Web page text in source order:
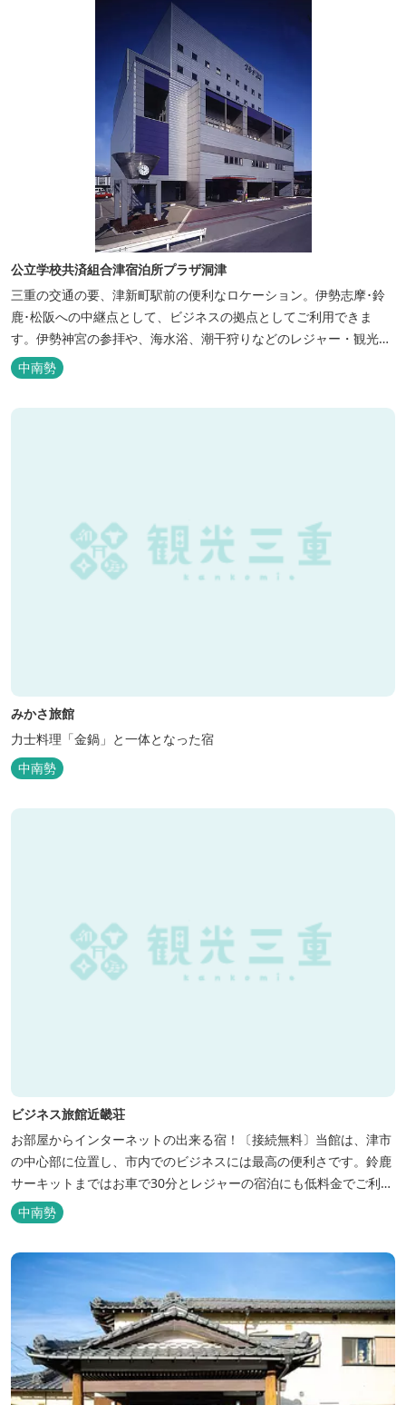
公立学校共済組合津宿泊所プラザ洞津
三重の交通の要、津新町駅前の便利なロケーション。伊勢志摩･鈴
鹿･松阪への中継点として、ビジネスの拠点としてご利用できま
す。伊勢神宮の参拝や、海水浴、潮干狩りなどのレジャー・観光に
も最適です。
中南勢
みかさ旅館
力士料理「金鍋」と一体となった宿
中南勢
ビジネス旅館近畿荘
お部屋からインターネットの出来る宿！〔接続無料〕当館は、津市
の中心部に位置し、市内でのビジネスには最高の便利さです。鈴鹿
サーキットまではお車で30分とレジャーの宿泊にも低料金でご利用
いただけます。
中南勢